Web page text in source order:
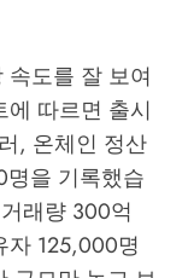
속도를 잘 보여
에 따르면 출시
, 온체인 정산
을 기록했습
래량 300억
자 125,000명